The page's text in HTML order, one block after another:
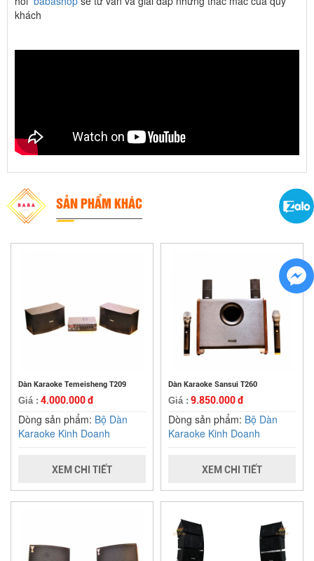
khách
SẢN PHẨM KHÁC
Dàn Karaoke Temeisheng T209
Giá : 4.000.000 đ
Dòng sản phẩm: Bộ Dàn
Karaoke Kinh Doanh
XEM CHI TIẾT
Dàn Karaoke Sansui T260
Giá : 9.850.000 đ
Dòng sản phẩm: Bộ Dàn
Karaoke Kinh Doanh
XEM CHI TIẾT